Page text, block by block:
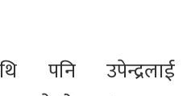
पनि उपेन्द्रलाई